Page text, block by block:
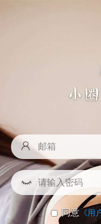
同意《用